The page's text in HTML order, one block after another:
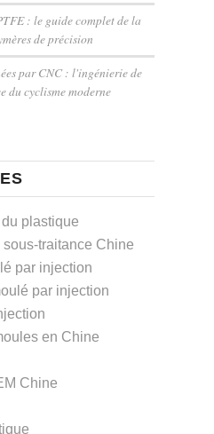
: le guide complet de la
de précision
par CNC : l'ingénierie de
du cyclisme moderne
plastique
sous-traitance Chine
par injection
par injection
en Chine
Chine